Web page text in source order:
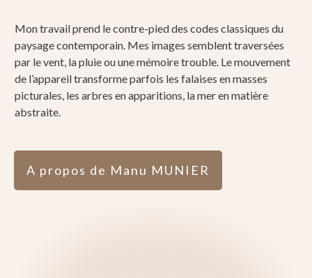
Mon travail prend le contre-pied des codes classiques du
paysage contemporain. Mes images semblent traversées
par le vent, la pluie ou une mémoire trouble. Le mouvement
de l’appareil transforme parfois les falaises en masses
picturales, les arbres en apparitions, la mer en matière
abstraite.
A propos de Manu MUNIER